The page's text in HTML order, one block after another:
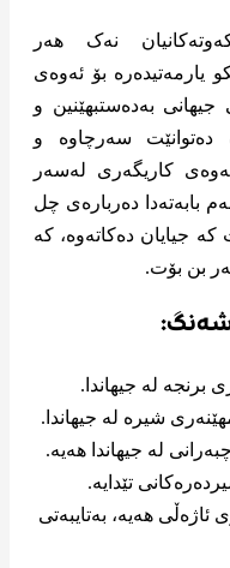
نەک هەر
یارمەتیدەرە بۆ ئەوەی
بەدەستبهێنین و
دەتوانێت سەرچاوە و
کاریگەری لەسەر
بابەتەدا دەربارەی چل
جیایان دەکاتەوە، کە
بن بۆت.
برنجە لە جیهاندا.
شیرە لە جیهاندا.
لە جیهاندا هەیە.
تێدایە.
هەیە، بەتایبەتی